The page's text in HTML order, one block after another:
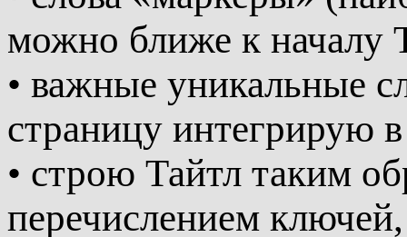
можно ближе к началу
• важные уникальные
страницу интегрирую
• строю Тайтл таким
перечислением